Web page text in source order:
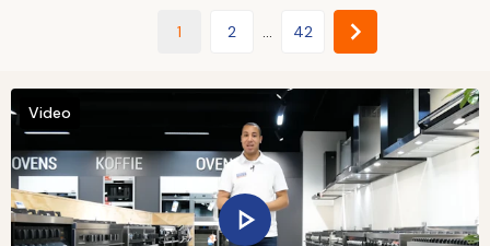
1 2 ... 42
Video